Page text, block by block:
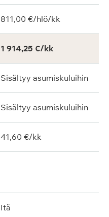
811,00 €/hlö/kk
1 914,25 €/kk
Sisältyy asumiskuluihin
Sisältyy asumiskuluihin
41,60 €/kk
itä